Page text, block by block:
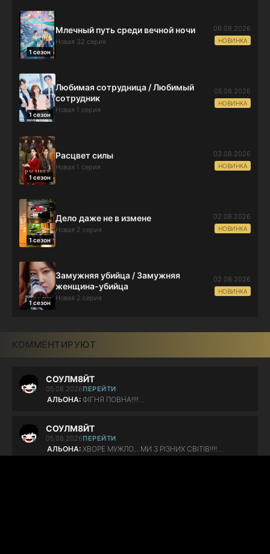
1 сезон
Млечный путь среди вечной ночи
Новая 32 серия
06.08.2026
НОВИНКА
1 сезон
Любимая сотрудница / Любимый
сотрудник
Новая 1 серия
05.08.2026
НОВИНКА
1 сезон
Расцвет силы
Новая 1 серия
03.08.2026
НОВИНКА
1 сезон
Дело даже не в измене
Новая 2 серия
02.08.2026
НОВИНКА
1 сезон
Замужняя убийца / Замужняя
женщина-убийца
Новая 2 серия
02.08.2026
НОВИНКА
КОММЕНТИРУЮТ
СОУЛМ8ЙТ
05.08.2026ПЕРЕЙТИ
АЛЬОНА: ФІГНЯ ПОВНА!!!!...
СОУЛМ8ЙТ
05.08.2026ПЕРЕЙТИ
АЛЬОНА: ХВОРЕ МУЖЛО... МИ З РІЗНИХ СВІТІВ!!!!...